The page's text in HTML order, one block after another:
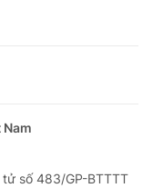
số 483/GP-BTTTT